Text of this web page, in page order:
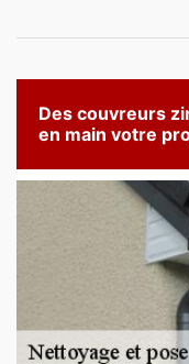
Des couvreurs
en main votre